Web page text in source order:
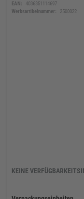
EAN:
4036351114697
Werksartikelnummer:
2500022
KEINE